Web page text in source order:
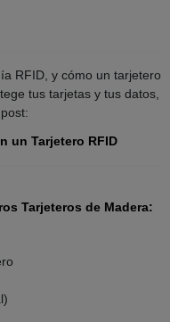
RFID, y cómo un tarjetero
tus tarjetas y tus datos,
un Tarjetero RFID
Tarjeteros de Madera: